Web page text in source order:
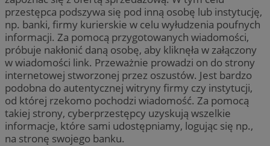
przestępca podszywa się pod inną osobę lub instytucję,
np. banki, firmy kurierskie w celu wyłudzenia poufnych
informacji. Za pomocą przygotowanych wiadomości,
próbuje nakłonić daną osobę, aby kliknęła w załączony
w wiadomości link. Przeważnie prowadzi on do strony
internetowej stworzonej przez oszustów. Jest bardzo
podobna do autentycznej witryny firmy czy instytucji,
od której rzekomo pochodzi wiadomość. Za pomocą
takiej strony, cyberprzestępcy uzyskują wszelkie
informacje, które sami udostępniamy, logując się np.,
na stronę swojego banku.